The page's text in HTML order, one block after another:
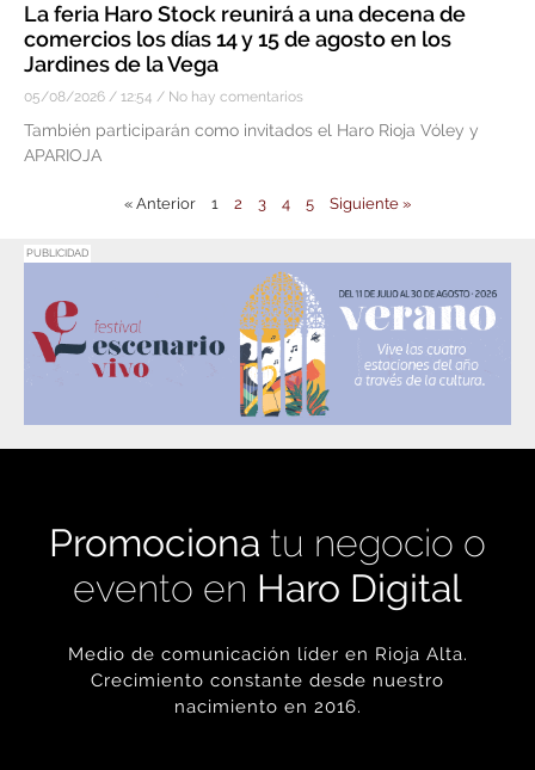
La feria Haro Stock reunirá a una decena de
comercios los días 14 y 15 de agosto en los
Jardines de la Vega
05/08/2026 12:54 No hay comentarios
También participarán como invitados el Haro Rioja Vóley y
APARIOJA
« Anterior 1 2 3 4 5 Siguiente »
PUBLICIDAD
Promociona tu negocio o
evento en Haro Digital
Medio de comunicación líder en Rioja Alta.
Crecimiento constante desde nuestro
nacimiento en 2016.